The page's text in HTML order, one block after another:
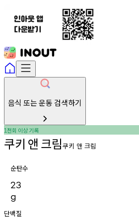
음식 또는 운동 검색하기
1천회 이상기록
쿠키 앤 크림쿠키 앤 크림
순탄수
23
g
단백질